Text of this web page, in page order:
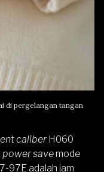
di pergelangan tangan
caliber H060
power savemode
97E adalah jam